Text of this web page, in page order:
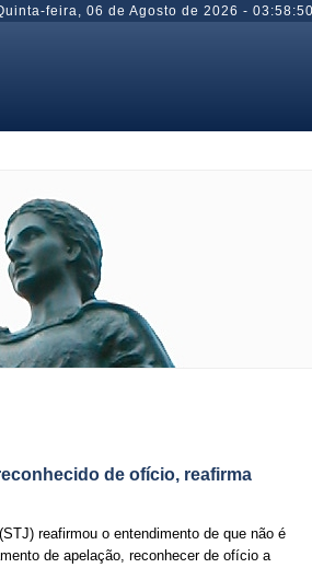
feira, 06 de Agosto de 2026 - 03:58:50
de ofício, reafirma
reafirmou o entendimento de que não é
de apelação, reconhecer de ofício a